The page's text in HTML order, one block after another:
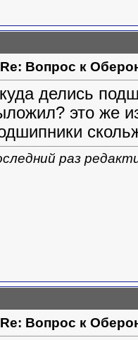
Re: Вопрос к
делись
это же
раз
Re: Вопрос к